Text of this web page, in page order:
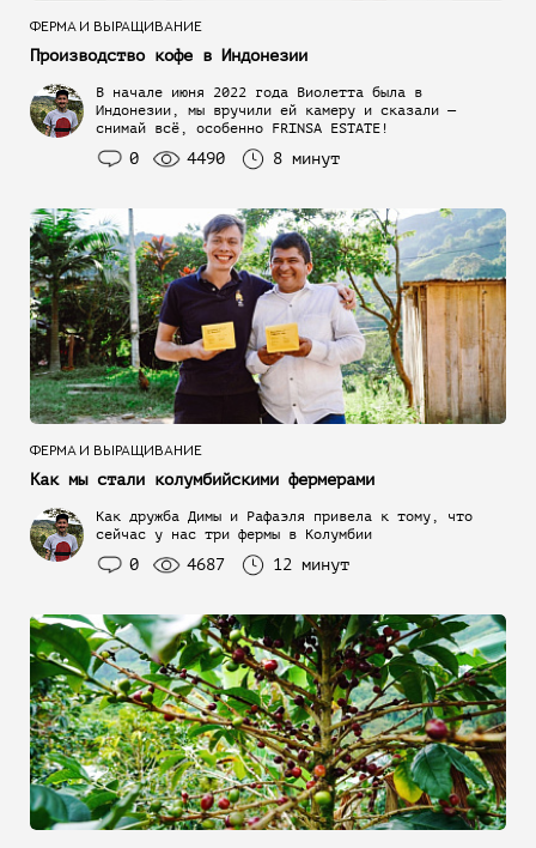
ФЕРМА И ВЫРАЩИВАНИЕ
Производство кофе в Индонезии
В начале июня 2022 года Виолетта была в
Индонезии, мы вручили ей камеру и сказали —
снимай всё, особенно FRINSA ESTATE!
0 4490 8 минут
ФЕРМА И ВЫРАЩИВАНИЕ
Как мы стали колумбийскими фермерами
Как дружба Димы и Рафаэля привела к тому, что
сейчас у нас три фермы в Колумбии
0 4687 12 минут